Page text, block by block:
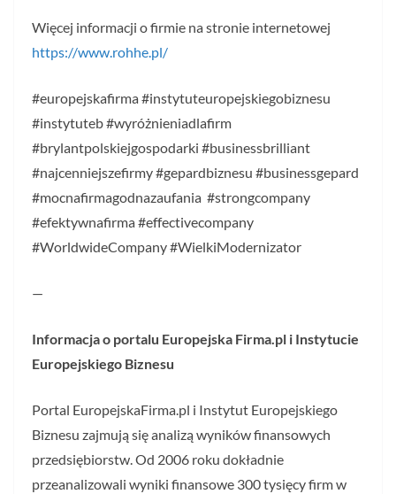
Więcej informacji o firmie na stronie internetowej
https://www.rohhe.pl/
#europejskafirma #instytuteuropejskiegobiznesu
#instytuteb #wyróżnieniadlafirm
#brylantpolskiejgospodarki #businessbrilliant
#najcenniejszefirmy #gepardbiznesu #businessgepard
#mocnafirmagodnazaufania #strongcompany
#efektywnafirma #effectivecompany
#WorldwideCompany #WielkiModernizator
—
Informacja o portalu Europejska Firma.pl i Instytucie
Europejskiego Biznesu
Portal EuropejskaFirma.pl i Instytut Europejskiego
Biznesu zajmują się analizą wyników finansowych
przedsiębiorstw. Od 2006 roku dokładnie
przeanalizowali wyniki finansowe 300 tysięcy firm w